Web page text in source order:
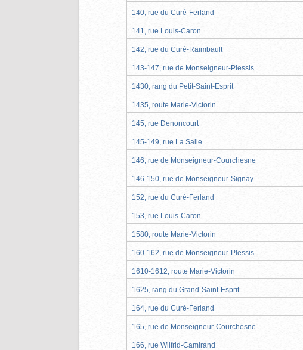
140, rue du Curé-Ferland
141, rue Louis-Caron
142, rue du Curé-Raimbault
143-147, rue de Monseigneur-Plessis
1430, rang du Petit-Saint-Esprit
1435, route Marie-Victorin
145, rue Denoncourt
145-149, rue La Salle
146, rue de Monseigneur-Courchesne
146-150, rue de Monseigneur-Signay
152, rue du Curé-Ferland
153, rue Louis-Caron
1580, route Marie-Victorin
160-162, rue de Monseigneur-Plessis
1610-1612, route Marie-Victorin
1625, rang du Grand-Saint-Esprit
164, rue du Curé-Ferland
165, rue de Monseigneur-Courchesne
166, rue Wilfrid-Camirand